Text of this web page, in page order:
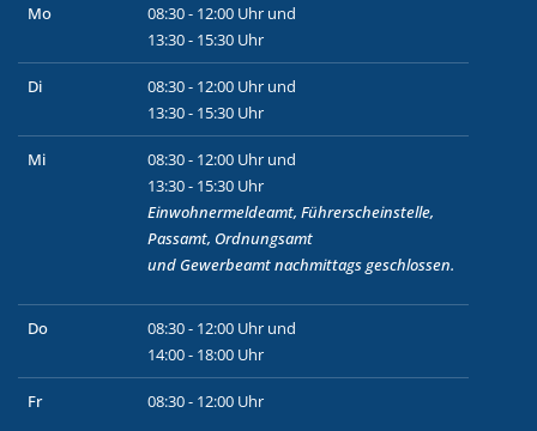
Mo
08:30 - 12:00 Uhr und
13:30 - 15:30 Uhr
Di
08:30 - 12:00 Uhr und
13:30 - 15:30 Uhr
Mi
08:30 - 12:00 Uhr und
13:30 - 15:30 Uhr
Einwohnermeldeamt, Führerscheinstelle,
Passamt, Ordnungsamt
und Gewerbeamtnachmittags geschlossen.
Do
08:30 - 12:00 Uhr und
14:00 - 18:00 Uhr
Fr 08:30 - 12:00 Uhr